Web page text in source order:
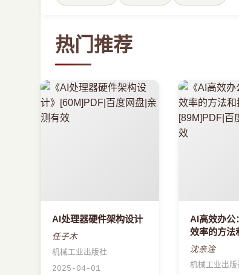
热门推荐
AI处理器硬件架构设计
任子木
机械工业出版社
2025-04-01
AI高效办公
效率的方法
沈亲淦
机械工业出版